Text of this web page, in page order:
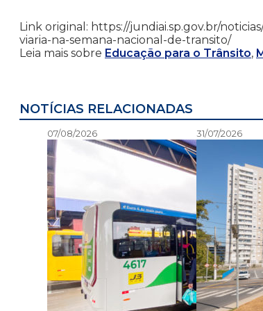
Link original: https://jundiai.sp.gov.br/
viaria-na-semana-nacional-de-transito/
Leia mais sobre Educação para o Trânsito,
NOTÍCIAS RELACIONADAS
07/08/2026 31/07/2026